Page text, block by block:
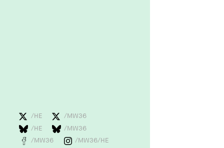
/HE
/MW36
/HE
/MW36
/MW36
/MW36/HE